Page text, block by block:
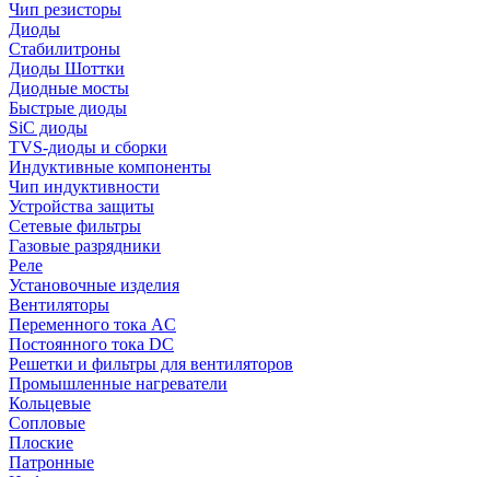
Чип резисторы
Диоды
Стабилитроны
Диоды Шоттки
Диодные мосты
Быстрые диоды
SiC диоды
TVS-диоды и сборки
Индуктивные компоненты
Чип индуктивности
Устройства защиты
Сетевые фильтры
Газовые разрядники
Реле
Установочные изделия
Вентиляторы
Переменного тока AC
Постоянного тока DC
Решетки и фильтры для вентиляторов
Промышленные нагреватели
Кольцевые
Сопловые
Плоские
Патронные